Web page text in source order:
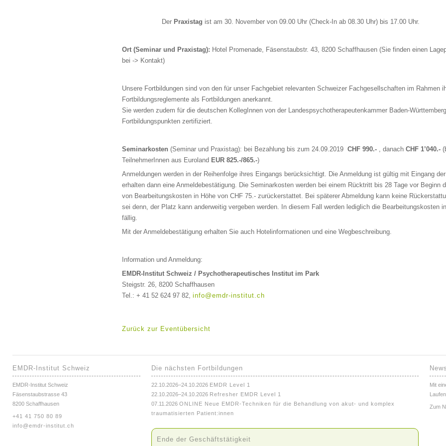
Der Praxistag ist am 30. November von 09.00 Uhr (Check-In ab 08.30 Uhr) bis 17.00 Uhr.
Ort (Seminar und Praxistag): Hotel Promenade, Fäsenstaubstr. 43, 8200 Schaffhausen (Sie finden einen
bei -> Kontakt)
Unsere Fortbildungen sind von den für unser Fachgebiet relevanten Schweizer Fachgesellschaften im Rahmen
Fortbildungsreglemente als Fortbildungen anerkannt.
Sie werden zudem für die deutschen KollegInnen von der Landespsychotherapeutenkammer Baden-
Fortbildungspunkten zertifiziert.
Seminarkosten (Seminar und Praxistag): bei Bezahlung bis zum 24.09.2019 CHF 990.- , danach CHF 1’040.-
TeilnehmerInnen aus Euroland EUR 825.-/865.-)
Anmeldungen werden in der Reihenfolge ihres Eingangs berücksichtigt. Die Anmeldung ist gültig mit Eingang
erhalten dann eine Anmeldebestätigung. Die Seminarkosten werden bei einem Rücktritt bis 28 Tage vor Beginn
von Bearbeitungskosten in Höhe von CHF 75.- zurückerstattet. Bei späterer Abmeldung kann keine
sei denn, der Platz kann anderweitig vergeben werden. In diesem Fall werden lediglich die Bearbeitungskosten
fällig.
Mit der Anmeldebestätigung erhalten Sie auch Hotelinformationen und eine Wegbeschreibung.
Information und Anmeldung:
EMDR-Institut Schweiz / Psychotherapeutisches Institut im Park
Steigstr. 26, 8200 Schaffhausen
Tel.: + 41 52 624 97 82, info@emdr-institut.ch
Zurück zur Eventübersicht
EMDR-Institut Schweiz
EMDR-Institut Schweiz
Fäsenstaubstrasse 43
8200 Schaffhausen
+41 41 750 80 89
info@emdr-institut.ch
Die nächsten Fortbildungen
22.10.2026–24.10.2026 EMDR Level 1
22.10.2026–24.10.2026 Refresher EMDR Level 1
07.11.2026 ONLINE Neue EMDR-Techniken für die Behandlung von akut- und komplex
traumatisierten Patient:innen
Ende der Geschäftstätigkeit
Mit
Zum